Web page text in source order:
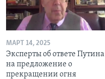
МАРТ 14, 2025
Эксперты об ответе Путина
на предложение о
прекращении огня